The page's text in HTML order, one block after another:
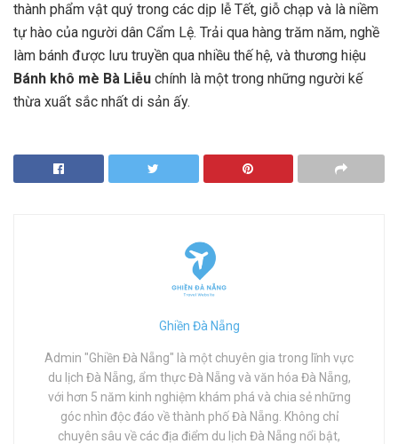
thành phẩm vật quý trong các dịp lễ Tết, giỗ chạp và là niềm
tự hào của người dân Cẩm Lệ. Trải qua hàng trăm năm, nghề
làm bánh được lưu truyền qua nhiều thế hệ, và thương hiệu
Bánh khô mè Bà Liễu chính là một trong những người kế
thừa xuất sắc nhất di sản ấy.
Ghiền Đà Nẵng
Admin "Ghiền Đà Nẵng" là một chuyên gia trong lĩnh vực
du lịch Đà Nẵng, ẩm thực Đà Nẵng và văn hóa Đà Nẵng,
với hơn 5 năm kinh nghiệm khám phá và chia sẻ những
góc nhìn độc đáo về thành phố Đà Nẵng. Không chỉ
chuyên sâu về các địa điểm du lịch Đà Nẵng nổi bật,